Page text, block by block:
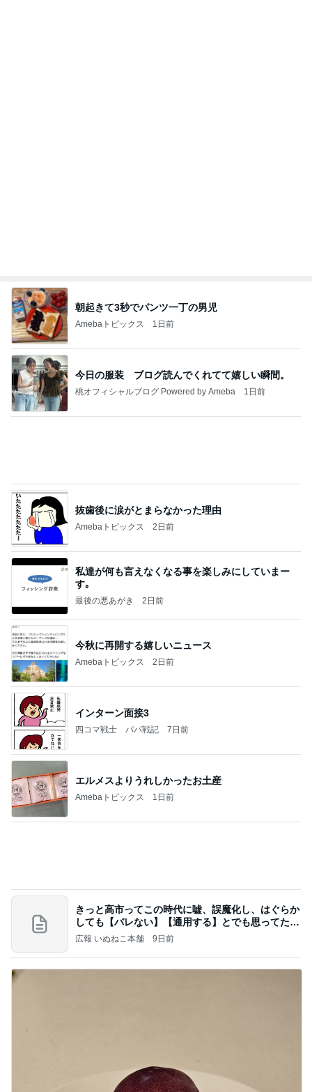
きっと高市ってこの時代に嘘、誤魔化し、はぐらか
だろ
広報 いぬねこ本舗 9日前
英語と日本語だと思っていた違い
Amebaトピックス
イロチ買いした履き心地良い新作
Amebaトピックス 2日前
20260803 鬼郁隊4人衆で中ちゃん釣行 写メ
中ちゃんのブログ 1日前
田中健 社会の役に立つ娘の仕事
Amebaトピックス 1日前
ネイボール 渋い顔の娘と夜のお散歩
Amebaトピックス 1日前
Amebaトピックス 2日前